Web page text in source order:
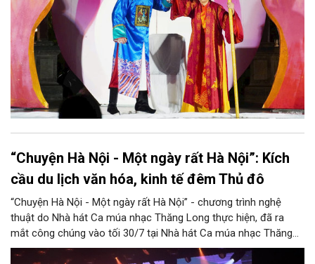
“Chuyện Hà Nội - Một ngày rất Hà Nội”: Kích
cầu du lịch văn hóa, kinh tế đêm Thủ đô
“Chuyện Hà Nội - Một ngày rất Hà Nội” - chương trình nghệ
thuật do Nhà hát Ca múa nhạc Thăng Long thực hiện, đã ra
mắt công chúng vào tối 30/7 tại Nhà hát Ca múa nhạc Thăng
Long (số 31 - 33 phố Lương Văn Can, phường Hoàn Kiếm).